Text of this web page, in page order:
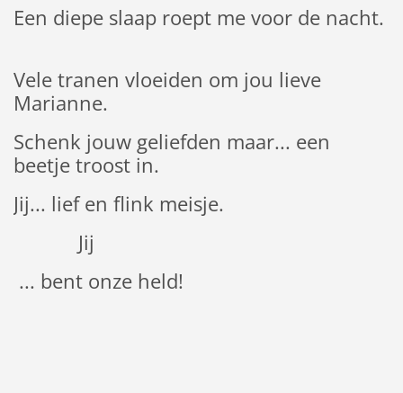
Een diepe slaap roept me voor de nacht.
Vele tranen vloeiden om jou lieve
Marianne.
Schenk jouw geliefden maar... een
beetje troost in.
Jij... lief en flink meisje.
Jij
... bent onze held!